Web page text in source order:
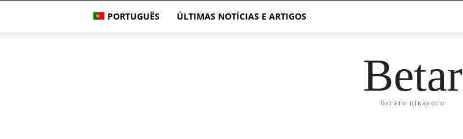
PORTUGUÊS ÚLTIMAS NOTÍCIAS E ARTIGOS
Betar
багато цікавого